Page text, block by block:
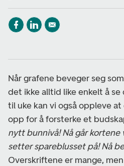
Når grafene beveger seg
det ikke alltid like enkelt å
til uke kan vi også oppleve
opp for å forsterke et
nytt bunnivå! Nå går kortene
setter spareblusset på! Nå
Overskriftene er mange,